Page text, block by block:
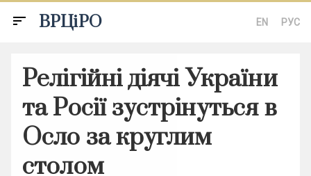
sort ВРЦіРО EN РУС
Релігійні діячі України
та Росії зустрінуться в
Осло за круглим
столом